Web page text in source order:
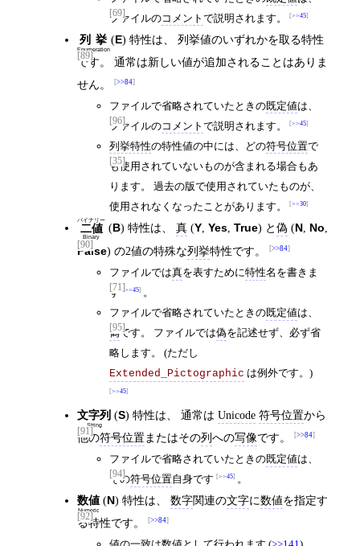
[69]
ファイルのコメント で説明されます。 >>45
[89]
列挙
Enumeration
(E) 特性は、 列挙値のいずれかを取る特性
です。 通常は新しい値が追加されることはありま
せん。
>>84
[96]
ファイルで省略されていたときの既定値は、
ファイルのコメント で説明されます。 >>45
[35]
列挙特性の特性値の中には、どの符号位置で
も使用されていないものが含まれる場合もあ
ります。 過去の版で使用されていたものが、
使用されなくなったことがあります。
>>30
[90]
二値
バイナリー
Binary
(B) 特性は、 真 (Y, Yes, True) と偽 (N, No,
False) の2値の特殊な列挙特性です。 >>84
[71]
ファイルでは真を表すために特性名を書きま
す >>45 。
[95]
ファイルで省略されていたときの既定値は、
偽です。 ファイルでは偽を記述せず、必ず省
略します。 (ただし
Extended_Pictographic は例外です。)
>>45
[91]
文字列
String
(S) 特性は、 通常は Unicode 符号位置から
他の符号位置またはその列への写像です。 >>84
[94]
ファイルで省略されていたときの既定値は、
その符号位置自身です >>45 。
[92]
数値
Numeric
(N) 特性は、 数字関連の文字に数値を指定す
る特性です。
>>84